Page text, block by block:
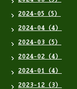
2024-05（5）
2024-04（4）
2024-03（5）
2024-02（4）
2024-01（4）
2023-12（3）